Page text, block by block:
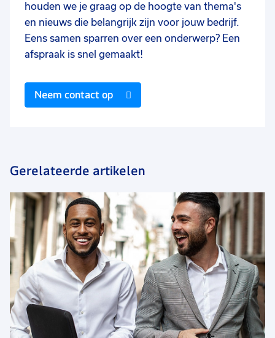
houden we je graag op de hoogte van thema's
en nieuws die belangrijk zijn voor jouw bedrijf.
Eens samen sparren over een onderwerp? Een
afspraak is snel gemaakt!
Neem contact op
Gerelateerde artikelen